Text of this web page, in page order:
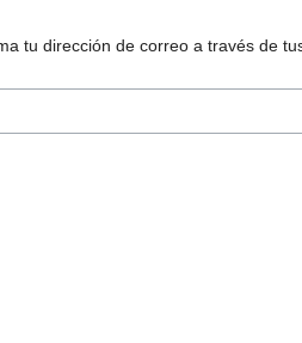
tu dirección de correo a través de